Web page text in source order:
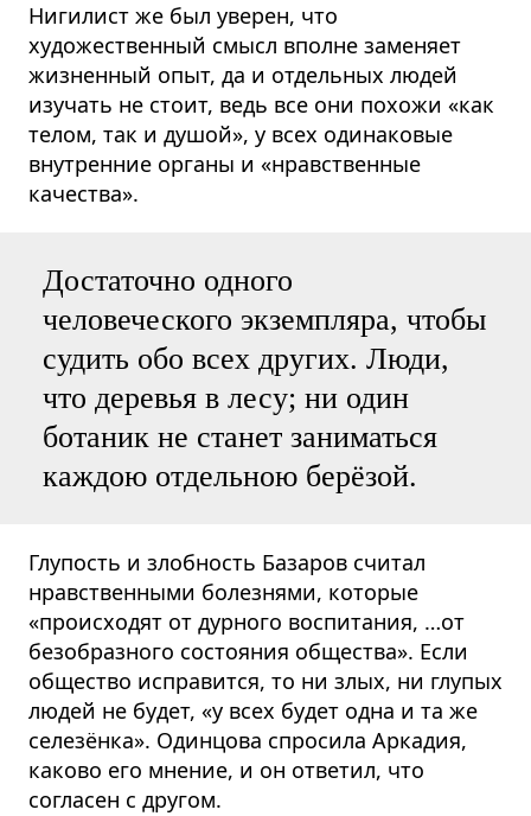
Нигилист же был уверен, что
художественный смысл вполне заменяет
жизненный опыт, да и отдельных людей
изучать не стоит, ведь все они похожи «как
телом, так и душой», у всех одинаковые
внутренние органы и «нравственные
качества».
Достаточно одного
человеческого экземпляра, чтобы
судить обо всех других. Люди,
что деревья в лесу; ни один
ботаник не станет заниматься
каждою отдельною берёзой.
Глупость и злобность Базаров считал
нравственными болезнями, которые
«происходят от дурного воспитания, …от
безобразного состояния общества». Если
общество исправится, то ни злых, ни глупых
людей не будет, «у всех будет одна и та же
селезёнка». Одинцова спросила Аркадия,
каково его мнение, и он ответил, что
согласен с другом.